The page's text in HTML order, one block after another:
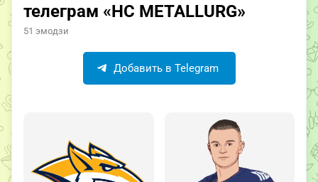
телеграм «HC METALLURG»
51 эмодзи
Добавить в Telegram